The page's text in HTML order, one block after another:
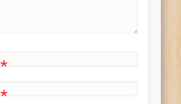
*
*